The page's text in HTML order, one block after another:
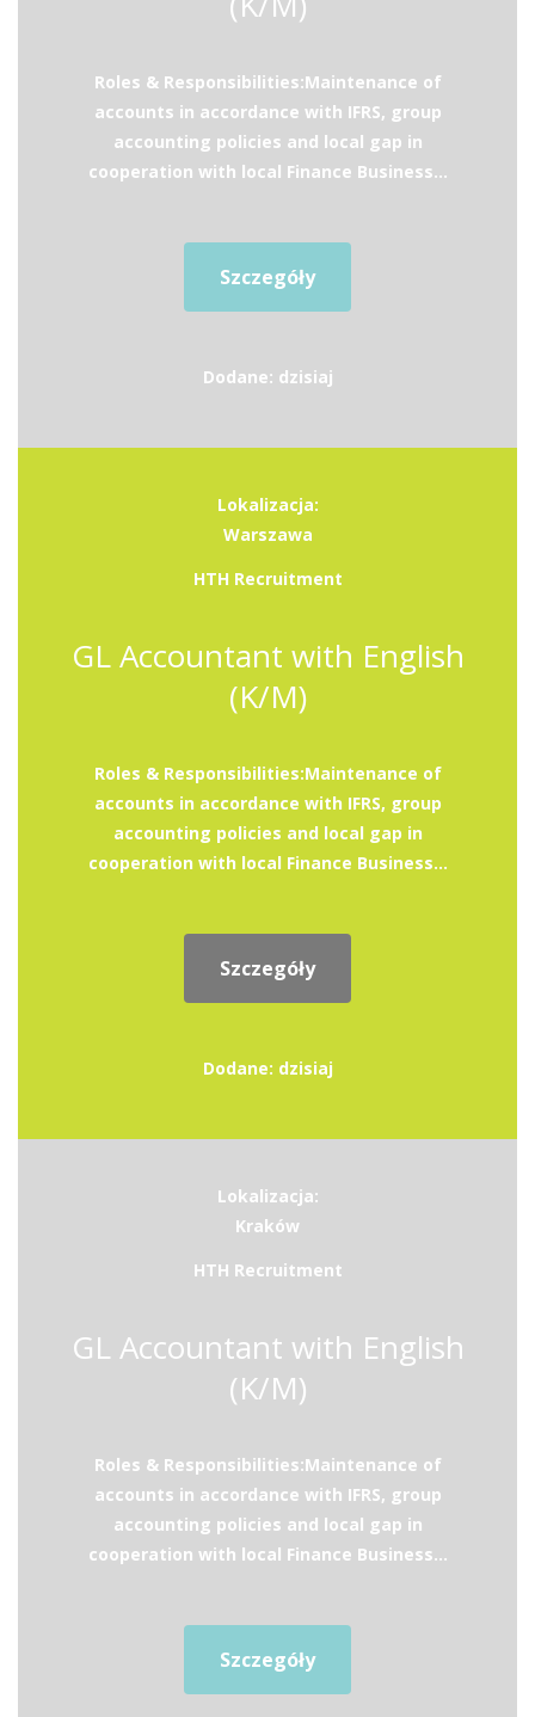
Roles & Responsibilities:Maintenance of
accounts in accordance with IFRS, group
accounting policies and local gap in
cooperation with local Finance Business...
Szczegóły
Dodane: dzisiaj
Lokalizacja:
Warszawa
HTH Recruitment
GL Accountant with English
(K/M)
Roles & Responsibilities:Maintenance of
accounts in accordance with IFRS, group
accounting policies and local gap in
cooperation with local Finance Business...
Szczegóły
Dodane: dzisiaj
Lokalizacja:
Kraków
HTH Recruitment
GL Accountant with English
(K/M)
Roles & Responsibilities:Maintenance of
accounts in accordance with IFRS, group
accounting policies and local gap in
cooperation with local Finance Business...
Szczegóły